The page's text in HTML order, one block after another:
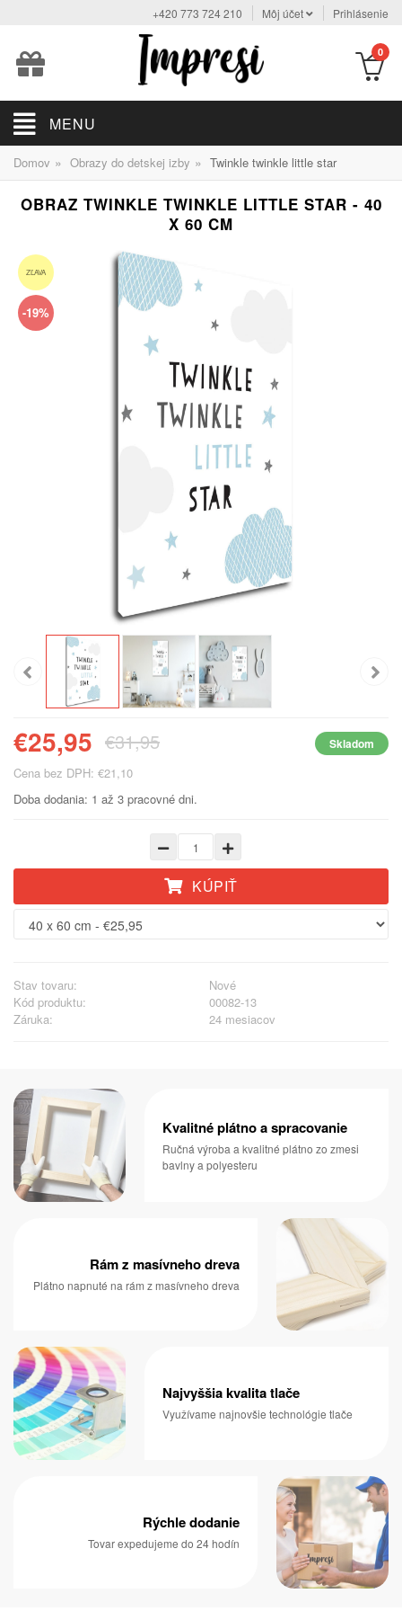
+420 773 724 210 Môj účet Prihlásenie
0
MENU
Domov » Obrazy do detskej izby » Twinkle twinkle little star
OBRAZ TWINKLE TWINKLE LITTLE STAR - 40
X 60 CM
ZĽAVA
-19%
€25,95 €31,95 Skladom
Cena bez DPH: €21,10
Doba dodania: 1 až 3 pracovné dni.
KÚPIŤ
Stav tovaru:
Nové
Kód produktu:
00082-13
Záruka:
24 mesiacov
Kvalitné plátno a spracovanie
Ručná výroba a kvalitné plátno zo zmesi
bavlny a polyesteru
Rám z masívneho dreva
Plátno napnuté na rám z masívneho dreva
Najvyššia kvalita tlače
Využívame najnovšie technológie tlače
Rýchle dodanie
Tovar expedujeme do 24 hodín